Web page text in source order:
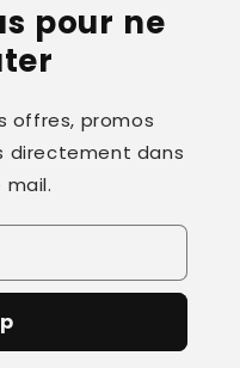
pour ne
offres, promos
directement dans